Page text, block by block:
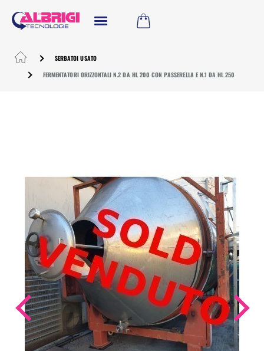
SERBATOI USATO
FERMENTATORI ORIZZONTALI N.2 DA HL 200 CON PASSERELLA E N.1 DA HL 250